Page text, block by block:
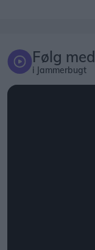
Følg med
i Jammerbugt